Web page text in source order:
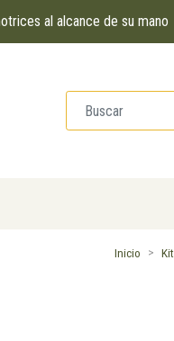
al alcance de su mano
Inicio Kit